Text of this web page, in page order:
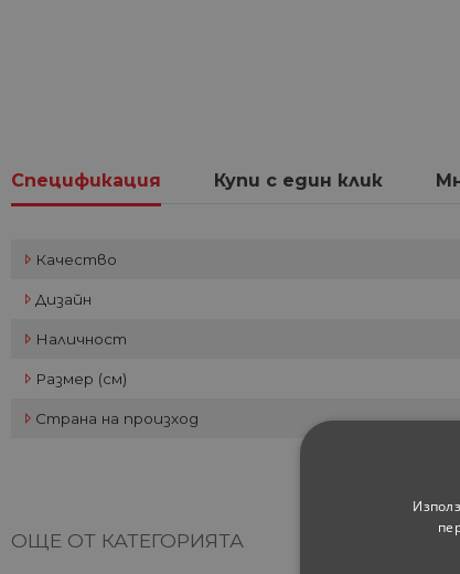
Спецификация Купи с един клик
Качество
Дизайн
Наличност
Размер (см)
Страна на произход
ОЩЕ ОТ КАТЕГОРИЯТА